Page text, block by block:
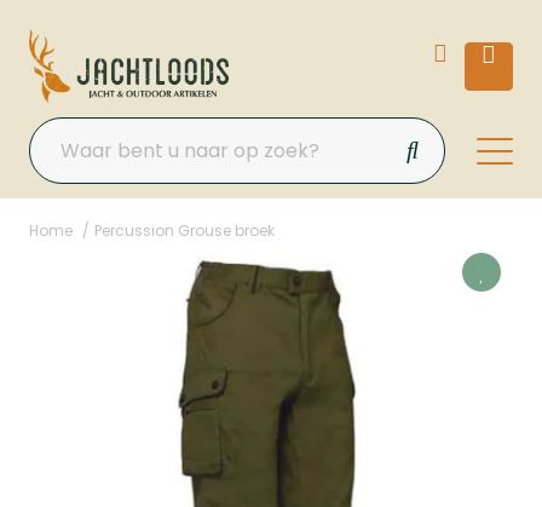
Home Percussion Grouse broek